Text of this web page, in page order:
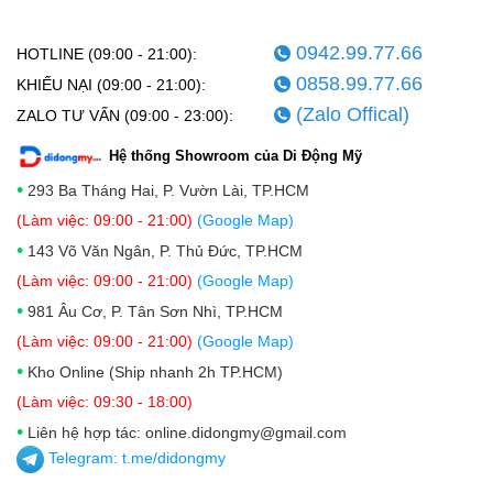
trên tiến trình 3nm cải tiến. Với CPU 8 nhân (4 nhân
hiệu năng cao + 4 nhân tiết kiệm năng lượng), GPU 9
nhân, và Neural Engine 16 nhân, SoC M3 mang lại
hiệu suất vượt trội, nhanh hơn khoảng 18% so với M2
Đây là bước nhảy vọt đáng kể, giúp iPad Air 7 xử lý
mượt mà các tác vụ nặng như chỉnh sửa video 4K,
chơi game đồ họa cao, hay chạy đa nhiệm với nhiều
ứng dụng cùng lúc. Một trong những điểm đáng chú ý
khác đển mua iPad Air 7 11 inch M3 128GB (Wifi +
5G) giá rẻ là Apple Intelligence, bộ tính năng AI được
tối ưu trên chip M3, hỗ trợ người dùng trong việc tự
động hóa công việc, nhận diện văn bản, và cải thiện
trải nghiệm Siri.
HOTLINE (09:00 - 21:00): 0942.99.77.66
KHIẾU NẠI (09:00 - 21:00): 0858.99.77.66
ZALO TƯ VẤN (09:00 - 23:00): (Zalo Offical)
Hệ thống Showroom của Di Động Mỹ
• 293 Ba Tháng Hai, P. Vườn Lài, TP.HCM
(Làm việc: 09:00 - 21:00) (Google Map)
• 143 Võ Văn Ngân, P. Thủ Đức, TP.HCM
(Làm việc: 09:00 - 21:00) (Google Map)
• 981 Âu Cơ, P. Tân Sơn Nhì, TP.HCM
(Làm việc: 09:00 - 21:00) (Google Map)
• Kho Online (Ship nhanh 2h TP.HCM)
(Làm việc: 09:30 - 18:00)
• Liên hệ hợp tác: online.didongmy@gmail.com
Telegram: t.me/didongmy